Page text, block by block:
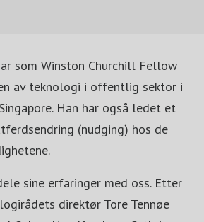
som Winston Churchill Fellow
av teknologi i offentlig sektor i
Han har også ledet et
(nudging) hos de
sine erfaringer med oss. Etter
direktør Tore Tennøe